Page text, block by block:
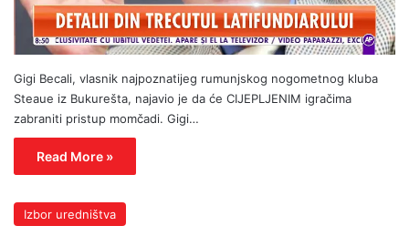
Gigi Becali, vlasnik najpoznatijeg rumunjskog nogometnog kluba
Steaue iz Bukurešta, najavio je da će CIJEPLJENIM igračima
zabraniti pristup momčadi. Gigi…
Read More »
Izbor uredništva